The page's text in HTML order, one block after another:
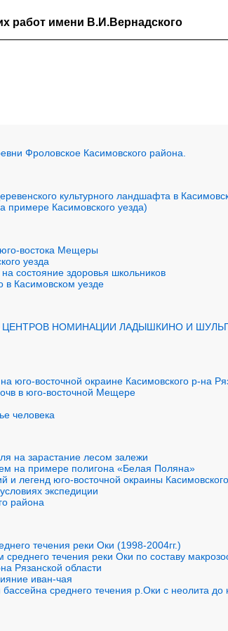
работ имени В.И.Вернадского
Фроловское Касимовского района.
культурного ландшафта в
примере Касимовского уезда)
востока Мещеры
уезда
состояние здоровья школьников
Касимовском уезде
ЦЕНТРОВ НОМИНАЦИИ ЛАДЫШКИНО И
юго-восточной окраине Касимовского р-на
в юго-восточной Мещере
человека
на зарастание лесом залежи
на примере полигона «Белая Поляна»
и легенд юго-восточной окраины
экспедиции
района
течения реки Оки (1998-2004гг.)
течения реки Оки по составу
Рязанской области
иван-чая
среднего течения р.Оки с неолита